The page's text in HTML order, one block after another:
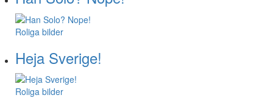
Roliga bilder
Heja Sverige!
Roliga bilder